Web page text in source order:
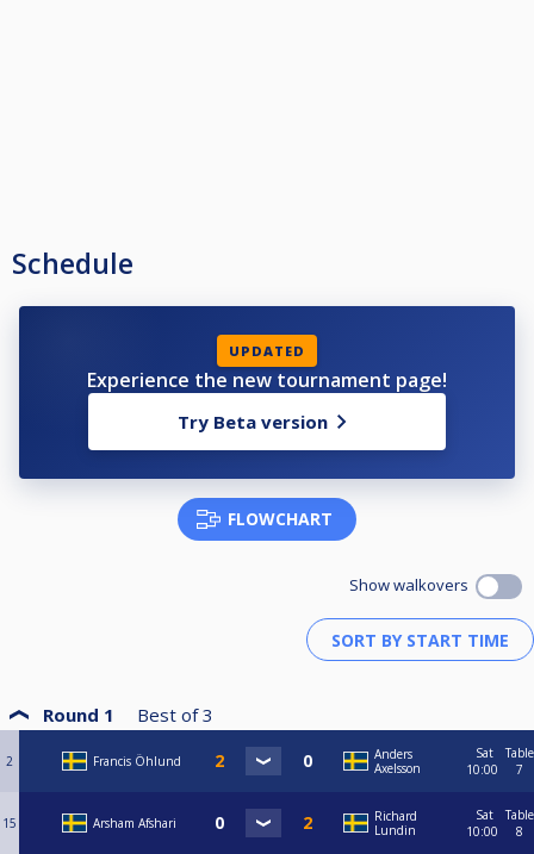
Schedule
UPDATED
Experience the new tournament page!
Try Beta version
FLOWCHART
Show walkovers
Round 1 Best of 3
2 Francis Öhlund
Anders
Axelsson
Sat
10:00
Table
7
15 Arsham Afshari
Richard
Lundin
Sat
10:00
Table
8